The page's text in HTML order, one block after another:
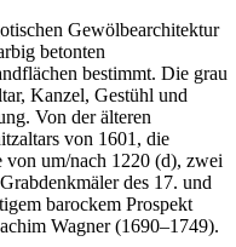
Gewölbearchitektur
betonten
bestimmt. Die grau
Kanzel, Gestühl und
Von der älteren
von 1601, die
von um/nach 1220 (d), zwei
des 17. und
barockem Prospekt
Wagner (1690–1749).